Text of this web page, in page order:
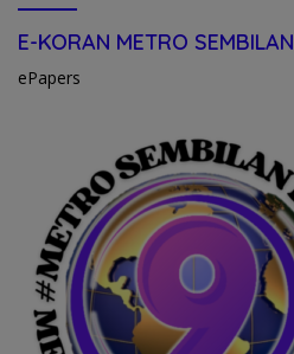
E-KORAN METRO SEMBILAN
ePapers